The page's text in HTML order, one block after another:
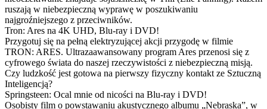
ruszają w niebezpieczną wyprawę w poszukiwaniu
najgroźniejszego z przeciwników.
Tron: Ares na 4K UHD, Blu-ray i DVD!
Przygotuj się na pełną elektryzującej akcji przygodę w filmie
TRON: ARES. Ultrazaawansowany program Ares przenosi się z
cyfrowego świata do naszej rzeczywistości z niebezpieczną misją.
Czy ludzkość jest gotowa na pierwszy fizyczny kontakt ze Sztuczną
Inteligencją?
Springsteen: Ocal mnie od nicości na Blu-ray i DVD!
Osobisty film o powstawaniu akustycznego albumu „Nebraska”, w